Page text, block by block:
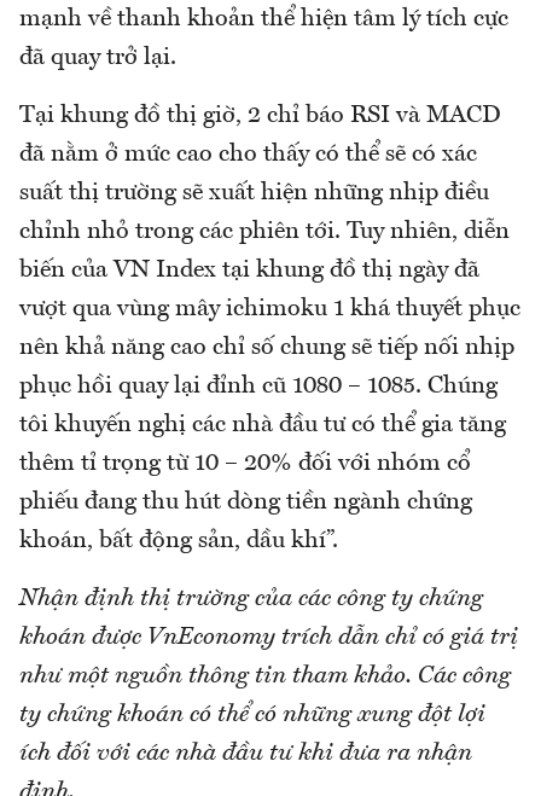
mạnh về thanh khoản thể hiện tâm lý tích cực
đã quay trở lại.
Tại khung đồ thị giờ, 2 chỉ báo RSI và MACD
đã nằm ở mức cao cho thấy có thể sẽ có xác
suất thị trường sẽ xuất hiện những nhịp điều
chỉnh nhỏ trong các phiên tới. Tuy nhiên, diễn
biến của VN Index tại khung đồ thị ngày đã
vượt qua vùng mây ichimoku 1 khá thuyết phục
nên khả năng cao chỉ số chung sẽ tiếp nối nhịp
phục hồi quay lại đỉnh cũ 1080 – 1085. Chúng
tôi khuyến nghị các nhà đầu tư có thể gia tăng
thêm tỉ trọng từ 10 – 20% đối với nhóm cổ
phiếu đang thu hút dòng tiền ngành chứng
khoán, bất động sản, dầu khí”.
Nhận định thị trường của các công ty chứng
khoán được VnEconomy trích dẫn chỉ có giá trị
như một nguồn thông tin tham khảo. Các công
ty chứng khoán có thể có những xung đột lợi
ích đối với các nhà đầu tư khi đưa ra nhận